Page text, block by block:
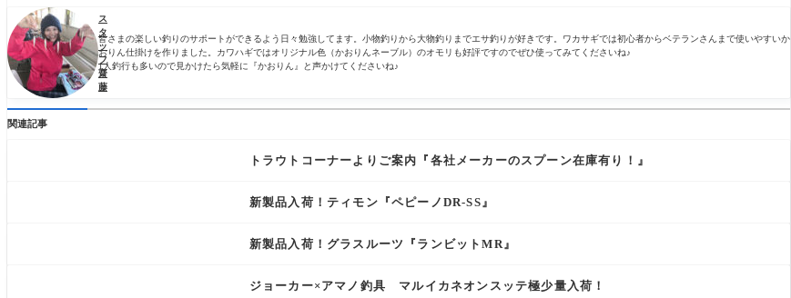
ス
タ
ッ
フ
齋
藤
皆さまの楽しい釣りのサポートができるよう日々勉強してます。小物釣りから大物釣りまでエサ釣りが好きです。ワカサギでは初心者からベテランさんまで使いやすいか
おりん仕掛けを作りました。カワハギではオリジナル色（かおりんネーブル）のオモリも好評ですのでぜひ使ってみてくださいね♪
1人釣行も多いので見かけたら気軽に『かおりん』と声かけてくださいね♪
関連記事
トラウトコーナーよりご案内『各社メーカーのスプーン在庫有り！』
新製品入荷！ティモン『ペピーノDR-SS』
新製品入荷！グラスルーツ『ランビットMR』
ジョーカー×アマノ釣具 マルイカネオンスッテ極少量入荷！